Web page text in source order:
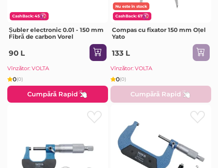
CashBack: 45
Șubler electronic 0.01 - 150 mm
Fibră de carbon Vorel
90 L
Vînzător: VOLTA
0(0)
Cumpără Rapid
Nu este în stock
CashBack: 67
Compas cu fixator 150 mm Oțel
Yato
133 L
Vînzător: VOLTA
0(0)
Cumpără Rapid